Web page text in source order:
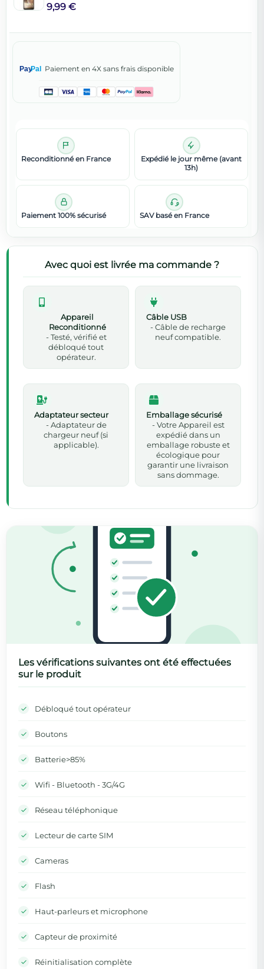
9,99 €
PayPal Paiement en 4X sans frais disponible
Reconditionné en France
Expédié le jour même (avant
13h)
Paiement 100% sécurisé SAV basé en France
Avec quoi est livrée ma commande ?
Appareil
Reconditionné
- Testé, vérifié et
débloqué tout
opérateur.
Câble USB
- Câble de recharge
neuf compatible.
Adaptateur secteur
- Adaptateur de
chargeur neuf (si
applicable).
Emballage sécurisé
- Votre Appareil est
expédié dans un
emballage robuste et
écologique pour
garantir une livraison
sans dommage.
Les vérifications suivantes ont été effectuées
sur le produit
Débloqué tout opérateur
Boutons
Batterie>85%
Wifi - Bluetooth - 3G/4G
Réseau téléphonique
Lecteur de carte SIM
Cameras
Flash
Haut-parleurs et microphone
Capteur de proximité
Réinitialisation complète